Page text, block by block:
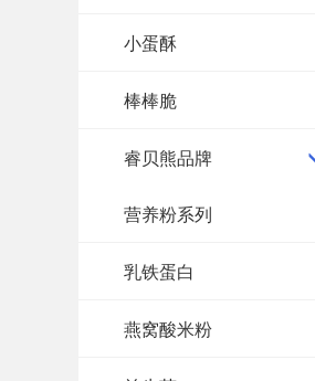
小蛋酥
棒棒脆
睿贝熊品牌
营养粉系列
乳铁蛋白
燕窝酸米粉